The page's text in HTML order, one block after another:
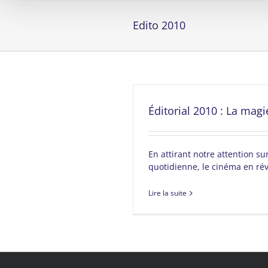
Edito 2010
Éditorial 2010 : La
En attirant notre attention
quotidienne, le cinéma en
Lire la suite